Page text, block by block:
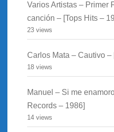
Varios Artistas – Primer
canción – [Tops Hits –
23 views
Carlos Mata – Cautivo
18 views
Manuel – Si me
Records – 1986]
14 views